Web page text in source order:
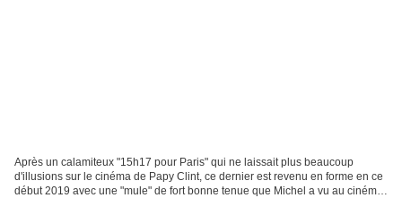
Après un calamiteux "15h17 pour Paris" qui ne laissait plus beaucoup
d'illusions sur le cinéma de Papy Clint, ce dernier est revenu en forme en ce
début 2019 avec une "mule" de fort bonne tenue que Michel a vu au cinéma